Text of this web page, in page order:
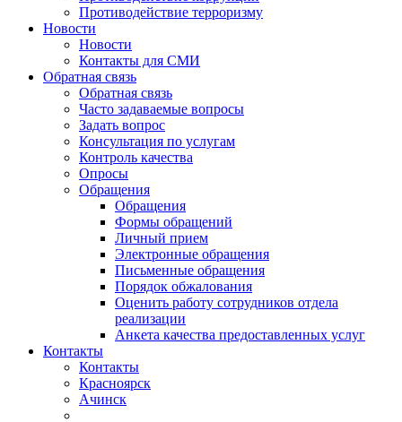
Противодействие терроризму
Новости
Новости
Контакты для СМИ
Обратная связь
Обратная связь
Часто задаваемые вопросы
Задать вопрос
Консультация по услугам
Контроль качества
Опросы
Обращения
Обращения
Формы обращений
Личный прием
Электронные обращения
Письменные обращения
Порядок обжалования
Оценить работу сотрудников отдела
реализации
Анкета качества предоставленных услуг
Контакты
Контакты
Красноярск
Ачинск